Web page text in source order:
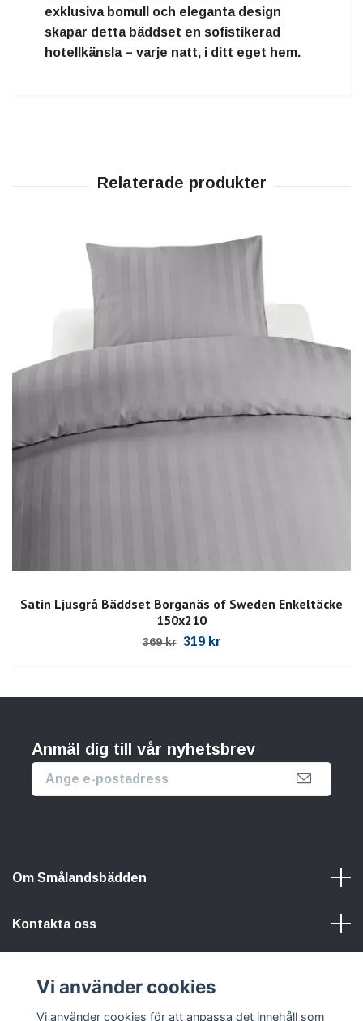
exklusiva bomull och eleganta design
skapar detta bäddset en sofistikerad
hotellkänsla – varje natt, i ditt eget hem.
Satin Ljusgrå Bäddset Borganäs of Sweden Enkeltäcke
150x210
369 kr 319 kr
Anmäl dig till vår nyhetsbrev
Om Smålandsbädden
Kontakta oss
Sociala medier
Vi använder cookies
Vi använder cookies för att anpassa det innehåll som